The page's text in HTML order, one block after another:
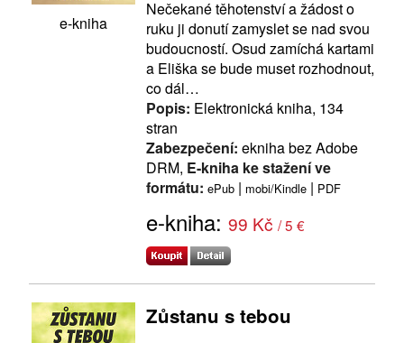
e-kniha
Nečekané těhotenství a žádost o
ruku ji donutí zamyslet se nad svou
budoucností. Osud zamíchá kartami
a Eliška se bude muset rozhodnout,
co dál…
Popis: Elektronická kniha, 134
stran
Zabezpečení: ekniha bez Adobe
DRM, E-kniha ke stažení ve
formátu: ePub | mobi/Kindle | PDF
e-kniha: 99 Kč / 5 €
Zůstanu s tebou